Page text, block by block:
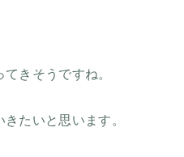
きそうですね。
たいと思います。